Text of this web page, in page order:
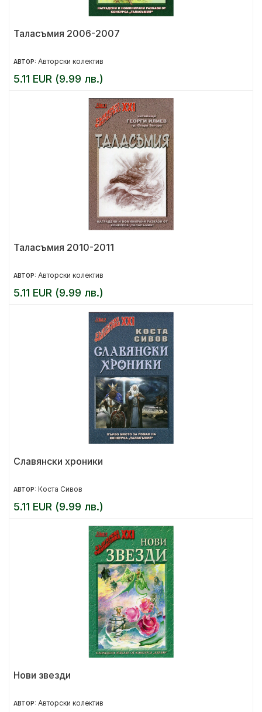
Таласъмия 2006-2007
АВТОР: Авторски колектив
5.11 EUR (9.99 лв.)
Таласъмия 2010-2011
АВТОР: Авторски колектив
5.11 EUR (9.99 лв.)
Славянски хроники
АВТОР: Коста Сивов
5.11 EUR (9.99 лв.)
Нови звезди
АВТОР: Авторски колектив